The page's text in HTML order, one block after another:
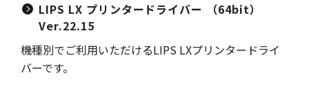
LIPS LX プリンタードライバー （64bit）
Ver.22.15
機種別でご利用いただけるLIPS LXプリンタードライ
バーです。